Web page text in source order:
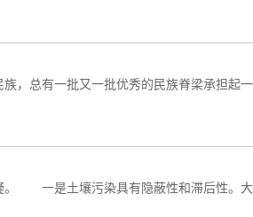
，总有一批又一批优秀的民族脊梁承担起
一是土壤污染具有隐蔽性和滞后性。大